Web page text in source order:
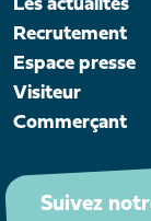
Les actualités
Recrutement
Espace presse
Visiteur
Commerçant
Suivez